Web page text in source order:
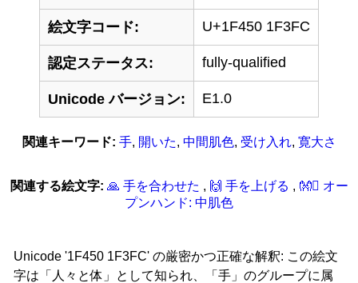
絵文字コード: U+1F450 1F3FC
認定ステータス: fully-qualified
Unicode バージョン: E1.0
関連キーワード: 手, 開いた, 中間肌色, 受け入れ, 寛大さ
関連する絵文字: 🙏 手を合わせた , 🙌 手を上げる , 👐‍🏽 オー
プンハンド: 中肌色
Unicode '1F450 1F3FC' の厳密かつ正確な解釈: この絵文
字は「人々と体」として知られ、「手」のグループに属